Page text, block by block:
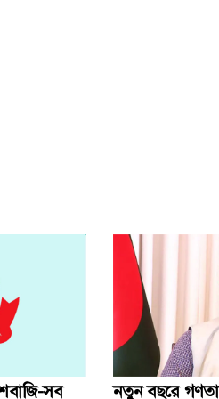
সিলেট স্টেডিয়ামে খালেদা জিয়ার
বেগম খালেদা জিয়ার জানাজায়
খালেদা জিয়ার জানাজায়
সব নতুন বছরে